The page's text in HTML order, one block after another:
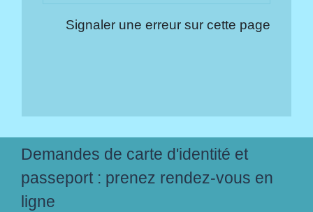
Signaler une erreur sur cette page
Demandes de carte d'identité et
passeport : prenez rendez-vous en
ligne